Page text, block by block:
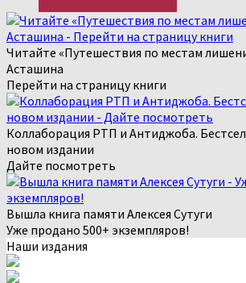
Читайте «Путешествия по местам
Асташина
Перейти на страницу книги
Коллаборация РТП и Антиджоба.
новом издании
Дайте посмотреть
Вышла книга памяти Алексея Сутуги
Уже продано 500+ экземпляров!
Наши издания